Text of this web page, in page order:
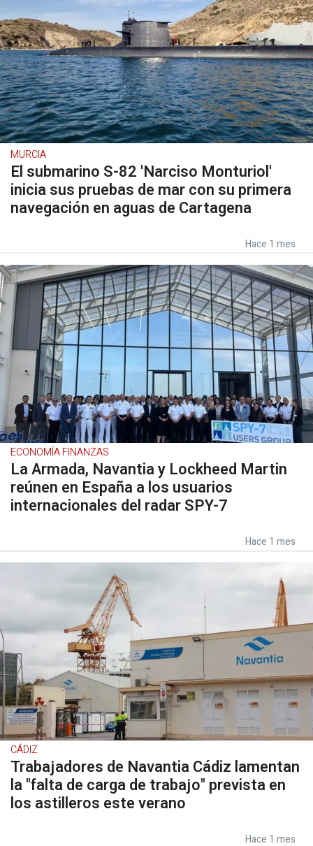
MURCIA
El submarino S-82 'Narciso Monturiol'
inicia sus pruebas de mar con su primera
navegación en aguas de Cartagena
Hace 1 mes
ECONOMÍA FINANZAS
La Armada, Navantia y Lockheed Martin
reúnen en España a los usuarios
internacionales del radar SPY-7
Hace 1 mes
CÁDIZ
Trabajadores de Navantia Cádiz lamentan
la "falta de carga de trabajo" prevista en
los astilleros este verano
Hace 1 mes